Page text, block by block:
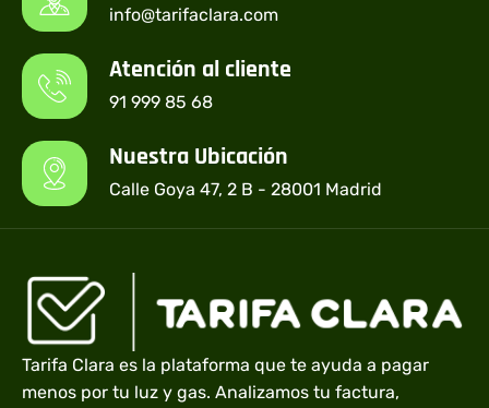
info@tarifaclara.com
Atención al cliente
91 999 85 68
Nuestra Ubicación
Calle Goya 47, 2 B - 28001 Madrid
Tarifa Clara es la plataforma que te ayuda a pagar
menos por tu luz y gas. Analizamos tu factura,